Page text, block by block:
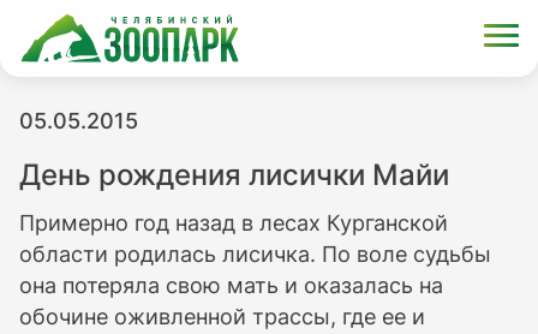
05.05.2015
День рождения лисички Майи
Примерно год назад в лесах Курганской
области родилась лисичка. По воле судьбы
она потеряла свою мать и оказалась на
обочине оживленной трассы, где ее и